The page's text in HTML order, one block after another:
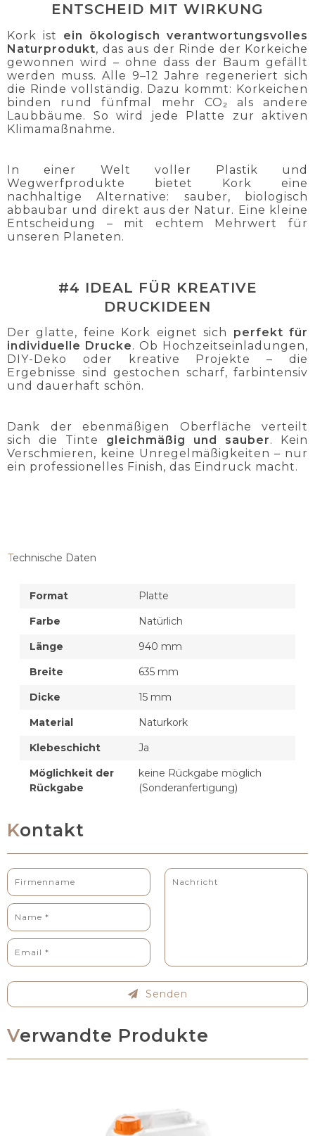
ENTSCHEID MIT WIRKUNG
Kork ist ein ökologisch verantwortungsvolles
Naturprodukt, das aus der Rinde der Korkeiche
gewonnen wird – ohne dass der Baum gefällt
werden muss. Alle 9–12 Jahre regeneriert sich
die Rinde vollständig. Dazu kommt: Korkeichen
binden rund fünfmal mehr CO₂ als andere
Laubbäume. So wird jede Platte zur aktiven
Klimamaßnahme.
In einer Welt voller Plastik und
Wegwerfprodukte bietet Kork eine
nachhaltige Alternative: sauber, biologisch
abbaubar und direkt aus der Natur. Eine kleine
Entscheidung – mit echtem Mehrwert für
unseren Planeten.
#4 IDEAL FÜR KREATIVE
DRUCKIDEEN
Der glatte, feine Kork eignet sich perfekt für
individuelle Drucke. Ob Hochzeitseinladungen,
DIY-Deko oder kreative Projekte – die
Ergebnisse sind gestochen scharf, farbintensiv
und dauerhaft schön.
Dank der ebenmäßigen Oberfläche verteilt
sich die Tinte gleichmäßig und sauber. Kein
Verschmieren, keine Unregelmäßigkeiten – nur
ein professionelles Finish, das Eindruck macht.
Technische Daten
Format
Platte
Farbe
Natürlich
Länge
940 mm
Breite
635 mm
Dicke
15 mm
Material
Naturkork
Klebeschicht
Ja
Möglichkeit der
Rückgabe
keine Rückgabe möglich
(Sonderanfertigung)
Kontakt
Senden
Verwandte Produkte